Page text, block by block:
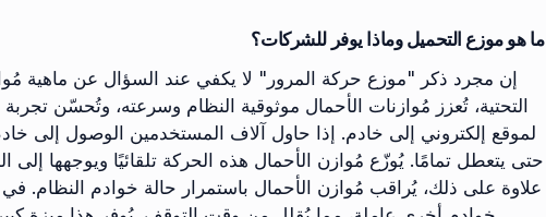
ما هو موزع التحميل وماذا يوفر للشركات؟
إن مجرد ذكر "موزع حركة المرور" لا يكفي عند السؤال عن ماهية
التحتية، تُعزز مُوازنات الأحمال موثوقية النظام وسرعته، وتُحسّن
لموقع إلكتروني إلى خادم. إذا حاول آلاف المستخدمين الوصول إلى
حتى يتعطل تمامًا. يُوزّع مُوازن الأحمال هذه الحركة تلقائيًا ويوجهها
علاوة على ذلك، يُراقب مُوازن الأحمال باستمرار حالة خوادم النظام.